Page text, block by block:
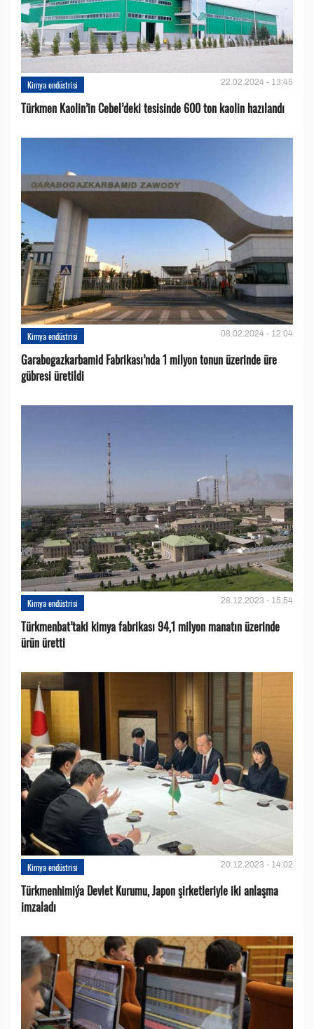
Kimya endüstrisi 22.02.2024 - 13:45
Türkmen Kaolin’in Cebel’deki tesisinde 600 ton kaolin hazılandı
Kimya endüstrisi 08.02.2024 - 12:04
Garabogazkarbamid Fabrikası’nda 1 milyon tonun üzerinde üre
gübresi üretildi
Kimya endüstrisi 28.12.2023 - 15:54
Türkmenbat’taki kimya fabrikası 94,1 milyon manatın üzerinde
ürün üretti
Kimya endüstrisi 20.12.2023 - 14:02
Türkmenhimiýa Devlet Kurumu, Japon şirketleriyle iki anlaşma
imzaladı